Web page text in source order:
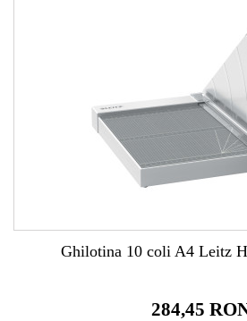
Ghilotina 10 coli A4 Leitz
284,45